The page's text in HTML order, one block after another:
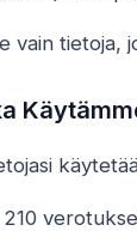
vain tietoja,